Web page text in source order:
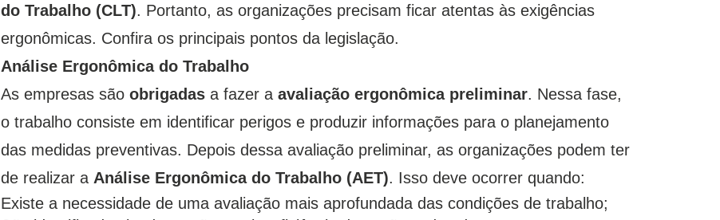
do Trabalho (CLT). Portanto, as organizações precisam ficar atentas às exigências
ergonômicas. Confira os principais pontos da legislação.
Análise Ergonômica do Trabalho
As empresas sãoobrigadas a fazer aavaliação ergonômica preliminar. Nessa fase,
o trabalho consiste em identificar perigos e produzir informações para o planejamento
das medidas preventivas. Depois dessa avaliação preliminar, as organizações podem ter
de realizar a Análise Ergonômica do Trabalho (AET). Isso deve ocorrer quando:
Existe a necessidade de uma avaliação mais aprofundada das condições de trabalho;